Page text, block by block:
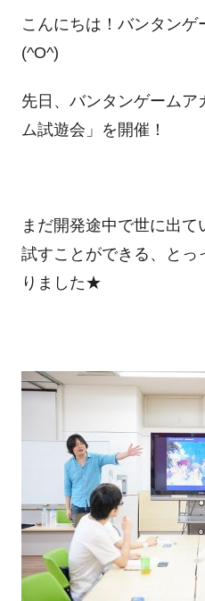
こんにちは！バンタンゲ
(^O^)
先日、バンタンゲームア
ム試遊会」を開催！
まだ開発途中で世に出て
試すことができる、とっ
りました★